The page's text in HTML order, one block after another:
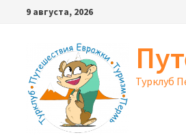
Перейти
содержимому
9 августа, 2026
Турклуб